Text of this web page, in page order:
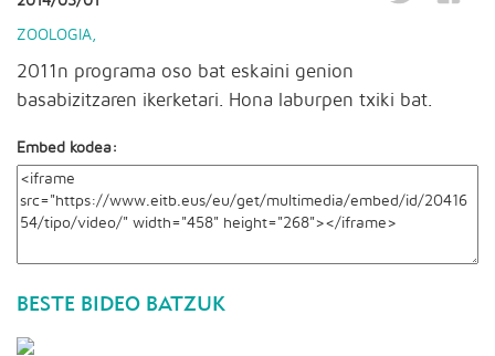
ZOOLOGIA
2011n programa oso bat eskaini genion
basabizitzaren ikerketari. Hona laburpen txiki bat.
Embed kodea:
BESTE BIDEO BATZUK